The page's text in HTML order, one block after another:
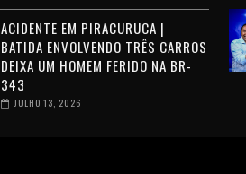
ACIDENTE EM PIRACURUCA |
BATIDA ENVOLVENDO TRÊS CARROS
DEIXA UM HOMEM FERIDO NA BR-
343
JULHO 13, 2026